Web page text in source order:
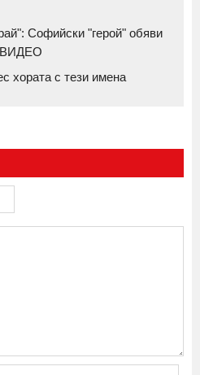
Софийски "герой" обяви
ВИДЕО
хората с тези имена